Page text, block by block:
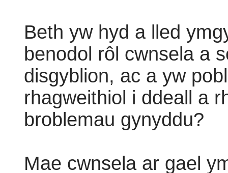
Beth yw hyd a lled
benodol rôl cwnsela a
disgyblion, ac a yw
rhagweithiol i ddeall a
broblemau gynyddu?
Mae cwnsela ar gael